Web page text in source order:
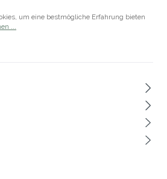
+49 5191 62 33 666
um eine bestmögliche Erfahrung bieten
...